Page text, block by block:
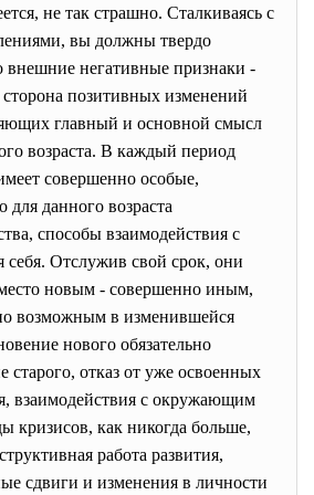
не так страшно. Сталкиваясь с
вы должны твердо
внешние негативные признаки -
позитивных изменений
главный и основной смысл
возраста. В каждый период
совершенно особые,
данного возраста
способы взаимодействия с
себя. Отслужив свой срок, они
новым - совершенно иным,
возможным в изменившейся
нового обязательно
старого, отказ от уже освоенных
взаимодействия с окружающим
кризисов, как никогда больше,
работа развития,
сдвиги и изменения в личности